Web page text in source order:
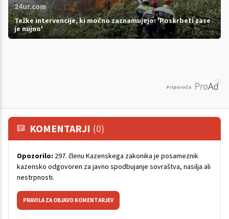
24ur.com
Težke intervencije, ki močno zaznamujejo: 'Poskrbeti zase
je nujno'
Priporoča
KOMENTARJI (0)
Opozorilo: 297. členu Kazenskega zakonika je posameznik
kazensko odgovoren za javno spodbujanje sovraštva, nasilja ali
nestrpnosti.
PRAVILA ZA OBJAVO KOMENTARJEV